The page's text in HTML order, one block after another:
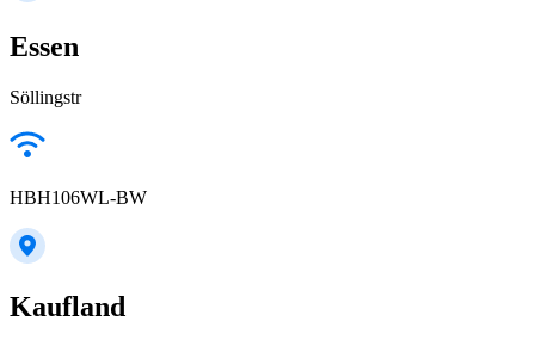
Essen
Söllingstr
HBH106WL-BW
Kaufland